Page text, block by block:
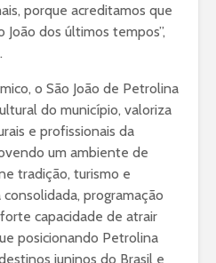
porque acreditamos que
João dos últimos tempos”,
o São João de Petrolina
do município, valoriza
e profissionais da
um ambiente de
tradição, turismo e
programação
capacidade de atrair
posicionando Petrolina
juninos do Brasil e